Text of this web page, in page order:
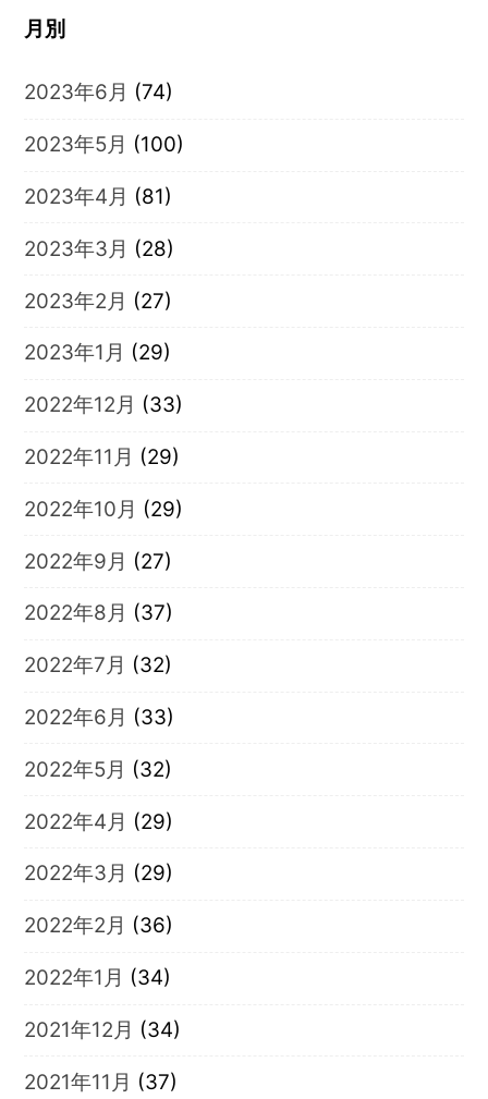
月別
2023年6月 (74)
2023年5月 (100)
2023年4月 (81)
2023年3月 (28)
2023年2月 (27)
2023年1月 (29)
2022年12月 (33)
2022年11月 (29)
2022年10月 (29)
2022年9月 (27)
2022年8月 (37)
2022年7月 (32)
2022年6月 (33)
2022年5月 (32)
2022年4月 (29)
2022年3月 (29)
2022年2月 (36)
2022年1月 (34)
2021年12月 (34)
2021年11月 (37)